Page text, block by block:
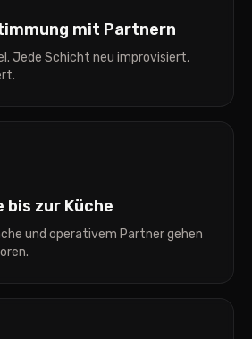
mit Partnern
Jede Schicht neu improvisiert,
bis zur Küche
und operativem Partner gehen